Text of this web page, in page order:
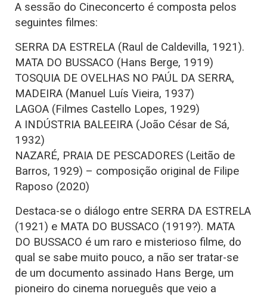
A sessão do Cineconcerto é composta pelos
seguintes filmes:
SERRA DA ESTRELA (Raul de Caldevilla, 1921).
MATA DO BUSSACO (Hans Berge, 1919)
TOSQUIA DE OVELHAS NO PAÚL DA SERRA,
MADEIRA (Manuel Luís Vieira, 1937)
LAGOA (Filmes Castello Lopes, 1929)
A INDÚSTRIA BALEEIRA (João César de Sá,
1932)
NAZARÉ, PRAIA DE PESCADORES (Leitão de
Barros, 1929) – composição original de Filipe
Raposo (2020)
Destaca-se o diálogo entre SERRA DA ESTRELA
(1921) e MATA DO BUSSACO (1919?). MATA
DO BUSSACO é um raro e misterioso filme, do
qual se sabe muito pouco, a não ser tratar-se
de um documento assinado Hans Berge, um
pioneiro do cinema norueguês que veio a